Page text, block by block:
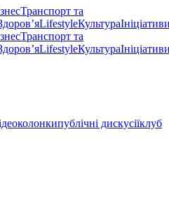
Транспорт та
LifestyleКультура
Транспорт та
LifestyleКультура
колонкипублічні дискусіїклуб